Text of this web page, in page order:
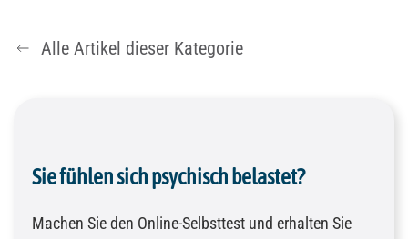
Alle Artikel dieser Kategorie
Sie fühlen sich psychisch belastet?
Machen Sie den Online-Selbsttest und erhalten Sie